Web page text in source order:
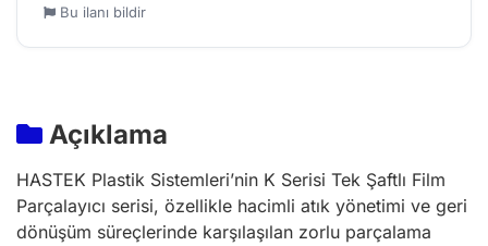
Bu ilanı bildir
Açıklama
HASTEK Plastik Sistemleri’nin K Serisi Tek Şaftlı Film
Parçalayıcı serisi, özellikle hacimli atık yönetimi ve geri
dönüşüm süreçlerinde karşılaşılan zorlu parçalama